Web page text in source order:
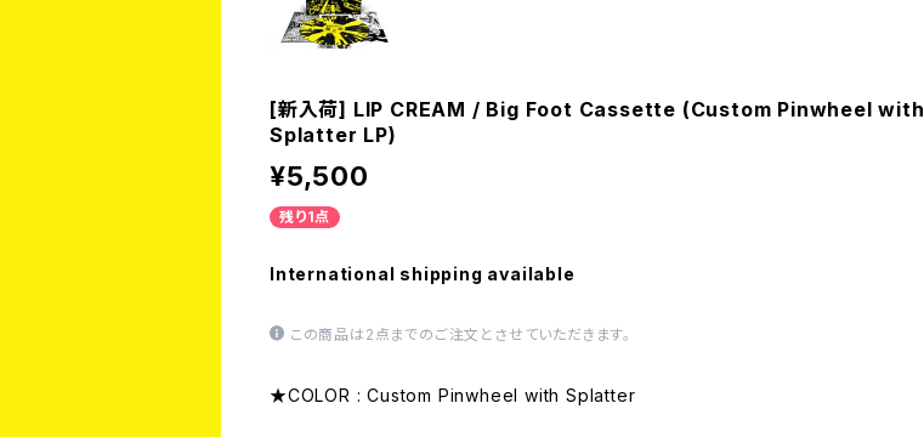
[新入荷] LIP CREAM / Big Foot Cassette (Custom Pinwheel with
Splatter LP)
¥5,500
残り1点
International shipping available
この商品は2点までのご注文とさせていただきます。
★COLOR : Custom Pinwheel with Splatter